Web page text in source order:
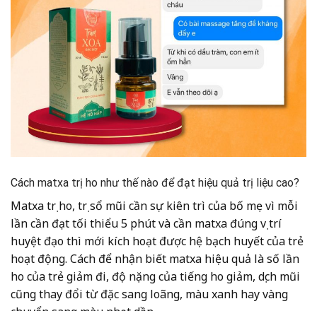
Cách matxa trị ho như thế nào để đạt hiệu quả trị liệu cao?
Matxa trị ho, trị sổ mũi cần sự kiên trì của bố mẹ vì mỗi
lần cần đạt tối thiểu 5 phút và cần matxa đúng vị trí
huyệt đạo thì mới kích hoạt được hệ bạch huyết của trẻ
hoạt động. Cách để nhận biết matxa hiệu quả là số lần
ho của trẻ giảm đi, độ nặng của tiếng ho giảm, dịch mũi
cũng thay đổi từ đặc sang loãng, màu xanh hay vàng